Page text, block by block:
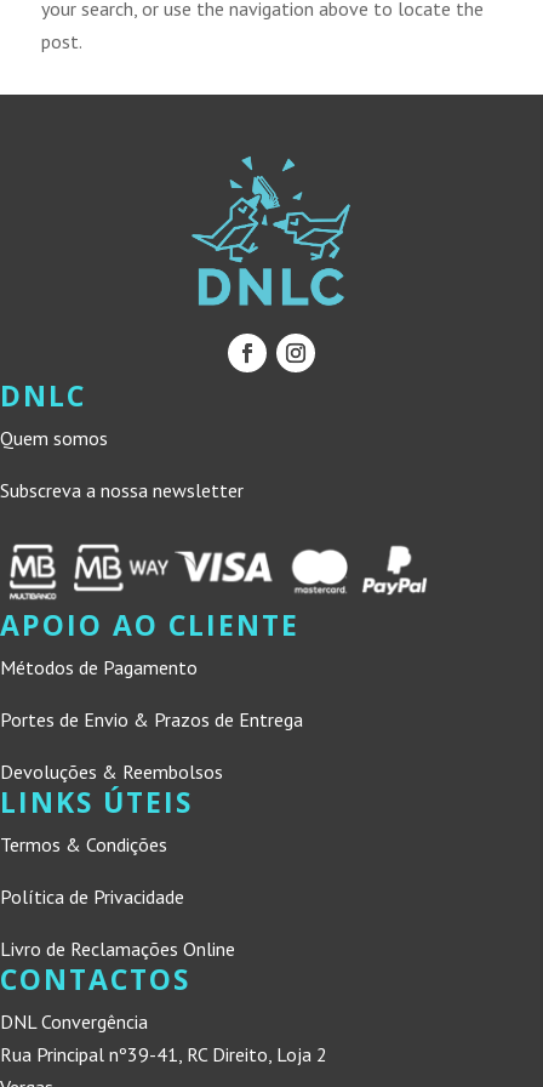
your search, or use the navigation above to locate the
post.
DNLC
Quem somos
Subscreva a nossa newsletter
APOIO AO CLIENTE
Métodos de Pagamento
Portes de Envio & Prazos de Entrega
Devoluções & Reembolsos
LINKS ÚTEIS
Termos & Condições
Política de Privacidade
Livro de Reclamações Online
CONTACTOS
DNL Convergência
Rua Principal nº39-41, RC Direito, Loja 2